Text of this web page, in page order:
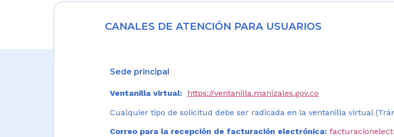
CANALES DE ATENCIÓN PARA USUARIOS
Sede principal
Ventanilla virtual: https://ventanilla.manizales.gov.co
Cualquier tipo de solicitud debe ser radicada en la ventanilla virtual
Correo para la recepción de facturación electrónica: